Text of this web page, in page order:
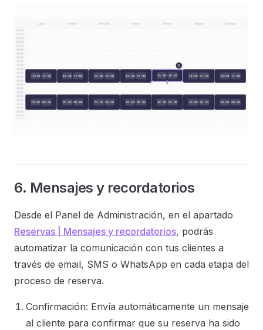
6. Mensajes y recordatorios
Desde el Panel de Administración, en el apartado
Reservas | Mensajes y recordatorios, podrás
automatizar la comunicación con tus clientes a
través de email, SMS o WhatsApp en cada etapa del
proceso de reserva.
Confirmación: Envía automáticamente un mensaje
al cliente para confirmar que su reserva ha sido